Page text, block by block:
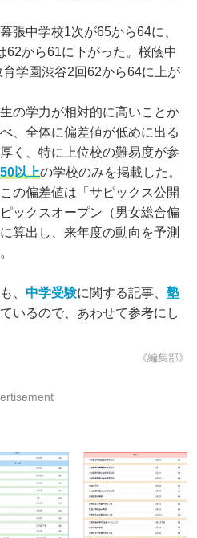
張中学校1次が65から64に、
62から61に下がった。桜蔭中
学園渋谷2回62から64に上が
の学力が相対的に高いことか
、全体に偏差値が低めに出る
く、特に上位校の難易度が参
以上の学校のみを掲載した。
の偏差値は「サピックス公開
ックスオープン（男女総合偏
算出し、来年度の動向を予測
、 中学受験に関する記事、 塾
いるので、あわせて参考にし
《編集部》